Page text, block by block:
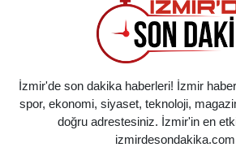
İzmir'de son dakika haberleri! İzmir
spor, ekonomi, siyaset, teknoloji,
doğru adrestesiniz. İzmir'in en